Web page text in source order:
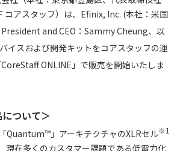
アスタッフ）は、 Efinix, Inc. (本社：米国
and CEO：Sammy Cheung、以
イスおよび開発キットをコアスタッフの運
ONLINE」で販売を開始いたしま
について＞
Quantum™」アーキテクチャのXLRセル※1
現在多くのカスタマー課題である低電力化